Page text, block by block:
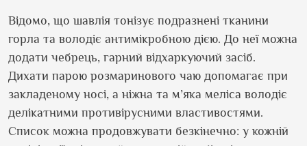
Відомо, що шавлія тонізує подразнені тканини
горла та володіє антимікробною дією. До неї можна
додати чебрець, гарний відхаркуючий засіб.
Дихати парою розмаринового чаю допомагає при
закладеному носі, а ніжна та м’яка меліса володіє
делікатними противірусними властивостями.
Список можна продовжувати безкінечно: у кожній